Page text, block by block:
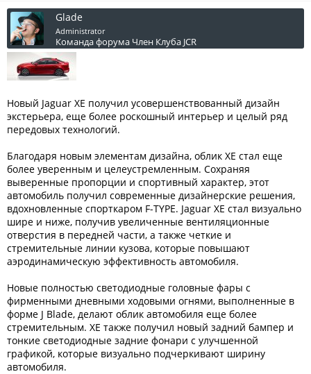
Glade
Administrator
Команда форума Член Клуба JCR
Новый Jaguar XE получил усовершенствованный дизайн
экстерьера, еще более роскошный интерьер и целый ряд
передовых технологий.
Благодаря новым элементам дизайна, облик XE стал еще
более уверенным и целеустремленным. Сохраняя
выверенные пропорции и спортивный характер, этот
автомобиль получил современные дизайнерские решения,
вдохновленные спорткаром F-TYPE. Jaguar XE стал визуально
шире и ниже, получив увеличенные вентиляционные
отверстия в передней части, а также четкие и
стремительные линии кузова, которые повышают
аэродинамическую эффективность автомобиля.
Новые полностью светодиодные головные фары с
фирменными дневными ходовыми огнями, выполненные в
форме J Blade, делают облик автомобиля еще более
стремительным. XE также получил новый задний бампер и
тонкие светодиодные задние фонари с улучшенной
графикой, которые визуально подчеркивают ширину
автомобиля.